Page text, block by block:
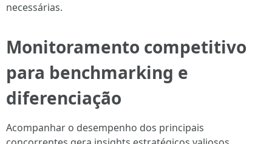
necessárias.
Monitoramento competitivo
para benchmarking e
diferenciação
Acompanhar o desempenho dos principais